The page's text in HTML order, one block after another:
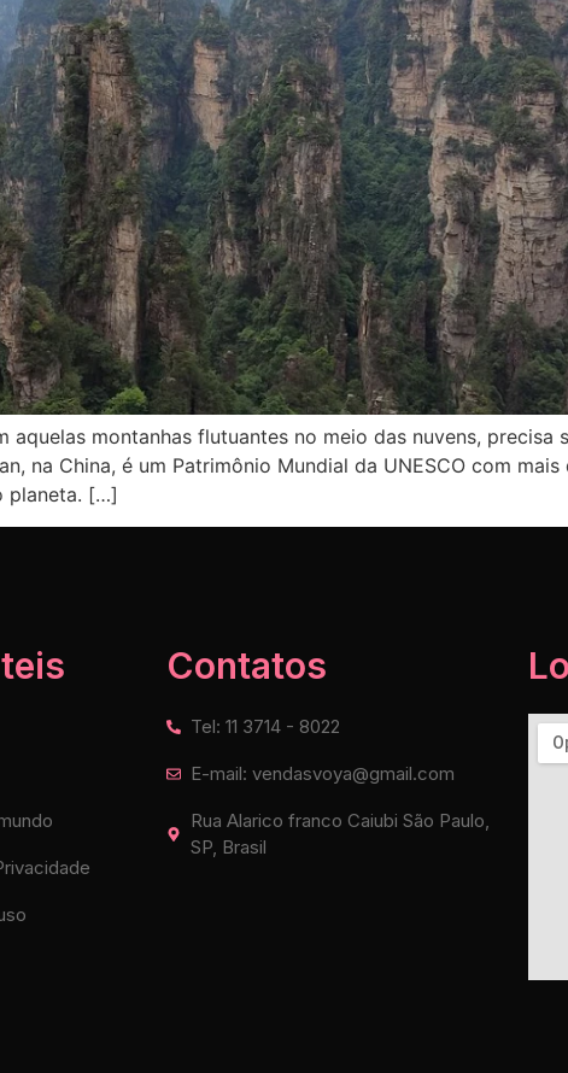
montanhas flutuantes no meio das nuvens, precisa
na China, é um Patrimônio Mundial da UNESCO com
planeta. […]
Contatos
Tel: 11 3714 - 8022
E-mail: vendasvoya@gmail.com
Rua Alarico franco Caiubi São Paulo,
SP, Brasil